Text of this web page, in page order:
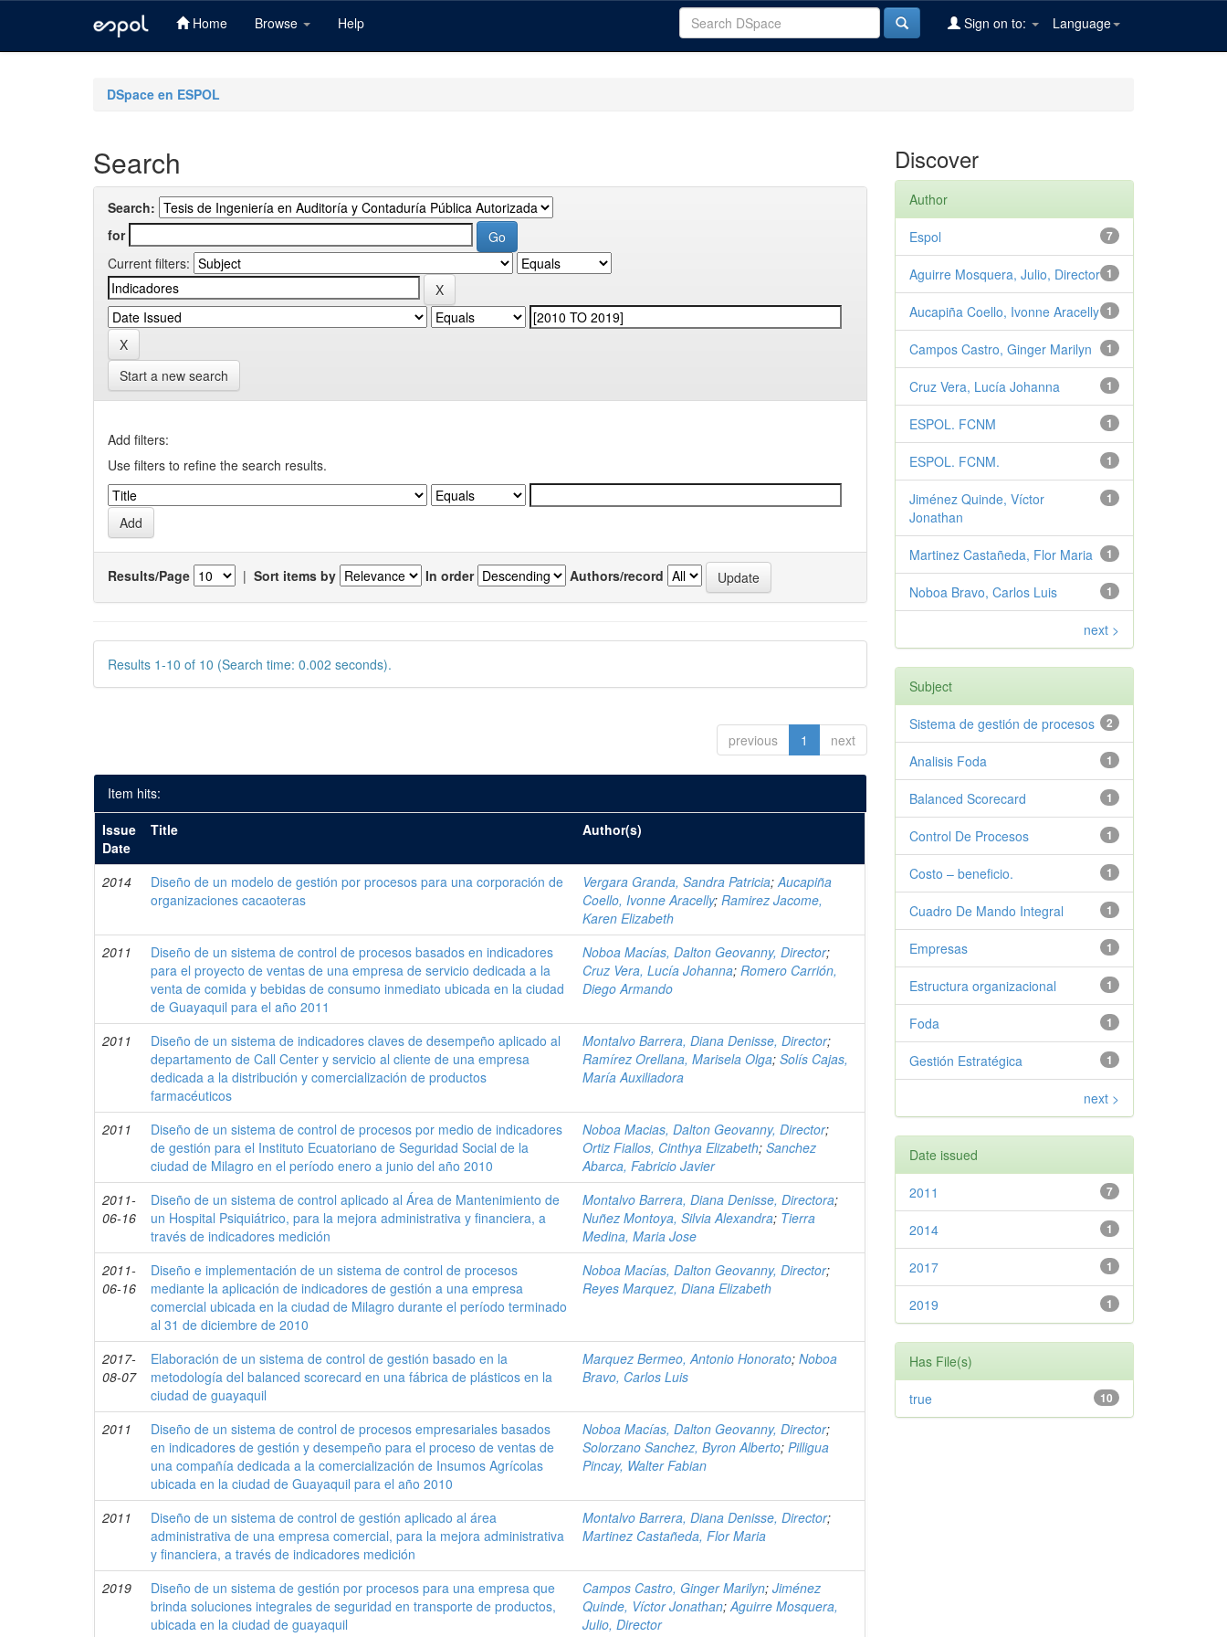
Home Browse Help Language
Sign on to:
DSpace en ESPOL
Search
Search:
for
Current filters:
Start a new search
Add filters:
Use filters to refine the search results.
Results/Page | Sort items by In order Authors/record
Results 1-10 of 10 (Search time: 0.002 seconds).
previous 1 next
Item hits:
Issue
Date
Title Author(s)
2014
Diseño de un modelo de gestión por procesos para una corporación de
organizaciones cacaoteras
Vergara Granda, Sandra Patricia;Aucapiña
Coello, Ivonne Aracelly;Ramirez Jacome,
Karen Elizabeth
2011
Diseño de un sistema de control de procesos basados en indicadores
para el proyecto de ventas de una empresa de servicio dedicada a la
venta de comida y bebidas de consumo inmediato ubicada en la ciudad
de Guayaquil para el año 2011
Noboa Macías, Dalton Geovanny, Director;
Cruz Vera, Lucía Johanna;Romero Carrión,
Diego Armando
2011
Diseño de un sistema de indicadores claves de desempeño aplicado al
departamento de Call Center y servicio al cliente de una empresa
dedicada a la distribución y comercialización de productos
farmacéuticos
Montalvo Barrera, Diana Denisse, Director;
Ramírez Orellana, Marisela Olga;Solís Cajas,
María Auxiliadora
2011
Diseño de un sistema de control de procesos por medio de indicadores
de gestión para el Instituto Ecuatoriano de Seguridad Social de la
ciudad de Milagro en el período enero a junio del año 2010
Noboa Macias, Dalton Geovanny, Director;
Ortiz Fiallos, Cinthya Elizabeth;Sanchez
Abarca, Fabricio Javier
2011-
06-16
Diseño de un sistema de control aplicado al Área de Mantenimiento de
un Hospital Psiquiátrico, para la mejora administrativa y financiera, a
través de indicadores medición
Montalvo Barrera, Diana Denisse, Directora;
Nuñez Montoya, Silvia Alexandra; Tierra
Medina, Maria Jose
2011-
06-16
Diseño e implementación de un sistema de control de procesos
mediante la aplicación de indicadores de gestión a una empresa
comercial ubicada en la ciudad de Milagro durante el período terminado
al 31 de diciembre de 2010
Noboa Macías, Dalton Geovanny, Director;
Reyes Marquez, Diana Elizabeth
2017-
08-07
Elaboración de un sistema de control de gestión basado en la
metodología del balanced scorecard en una fábrica de plásticos en la
ciudad de guayaquil
Marquez Bermeo, Antonio Honorato;Noboa
Bravo, Carlos Luis
2011
Diseño de un sistema de control de procesos empresariales basados
en indicadores de gestión y desempeño para el proceso de ventas de
una compañía dedicada a la comercialización de Insumos Agrícolas
ubicada en la ciudad de Guayaquil para el año 2010
Noboa Macías, Dalton Geovanny, Director;
Solorzano Sanchez, Byron Alberto;Pilligua
Pincay, Walter Fabian
2011
Diseño de un sistema de control de gestión aplicado al área
administrativa de una empresa comercial, para la mejora administrativa
y financiera, a través de indicadores medición
Montalvo Barrera, Diana Denisse, Director;
Martinez Castañeda, Flor Maria
2019
Diseño de un sistema de gestión por procesos para una empresa que
brinda soluciones integrales de seguridad en transporte de productos,
ubicada en la ciudad de guayaquil
Campos Castro, Ginger Marilyn;Jiménez
Quinde, Víctor Jonathan;Aguirre Mosquera,
Julio, Director
Discover
Author
7
Espol
1
Aguirre Mosquera, Julio, Director
1
Aucapiña Coello, Ivonne Aracelly
1
Campos Castro, Ginger Marilyn
1
Cruz Vera, Lucía Johanna
1
ESPOL. FCNM
1
ESPOL. FCNM.
1
Jiménez Quinde, Víctor
Jonathan
1
Martinez Castañeda, Flor Maria
1
Noboa Bravo, Carlos Luis
next >
Subject
2
Sistema de gestión de procesos
1
Analisis Foda
1
Balanced Scorecard
1
Control De Procesos
1
Costo – beneficio.
1
Cuadro De Mando Integral
1
Empresas
1
Estructura organizacional
1
Foda
1
Gestión Estratégica
next >
Date issued
7
2011
1
2014
1
2017
1
2019
Has File(s)
10
true